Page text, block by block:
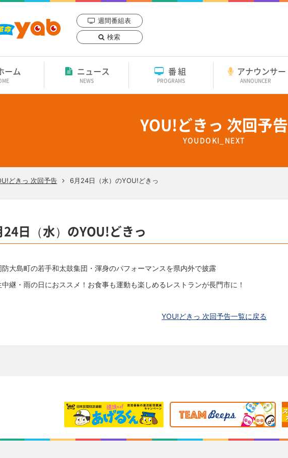
週間番組表
検索
ーム ニュース
NEWS
番組
PROGRAMS
アナウンサー
ANNOUNCER
YOU!どきっ 次回予告
YOUDOKI_NEXT
どきっ 次回予告 6月24日（水）のYOU!どきっ
24日（水）のYOU!どきっ
防大島町の若手和太鼓集団・渾身のパフォーマンスを県内外で披露
中継・雨の日におススメ！お食事も運動も楽しめるレストランが長門市に！
YOU!どきっ 次回予告一覧に戻る